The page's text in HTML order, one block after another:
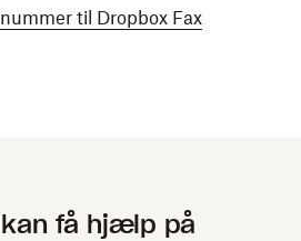
til Dropbox Fax
få hjælp på